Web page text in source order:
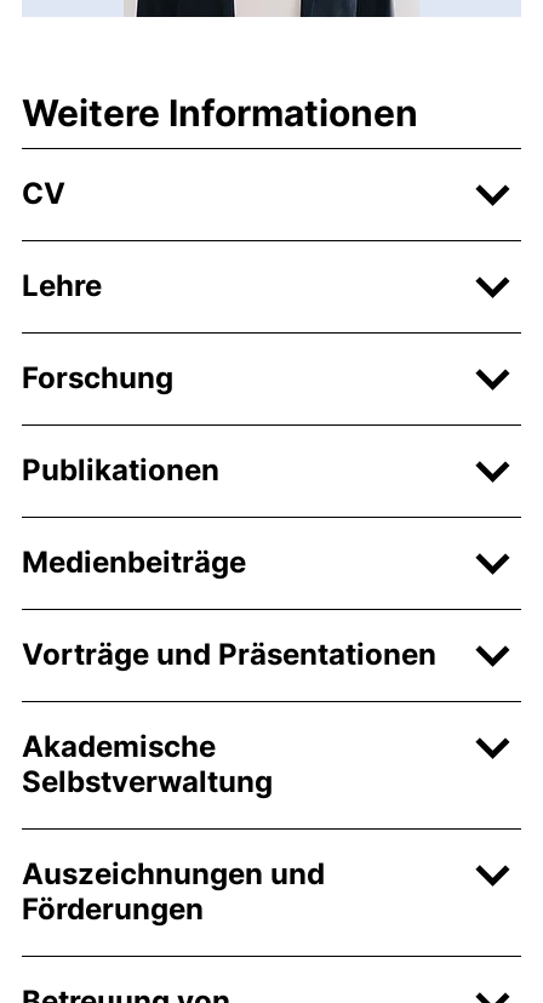
Weitere Informationen
CV
Lehre
Forschung
Publikationen
Medienbeiträge
Vorträge und Präsentationen
Akademische
Selbstverwaltung
Auszeichnungen und
Förderungen